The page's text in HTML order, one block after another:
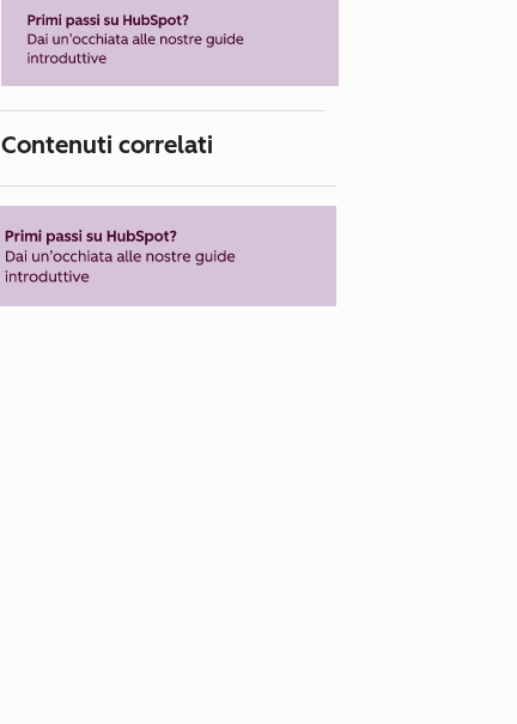
Contenuti correlati